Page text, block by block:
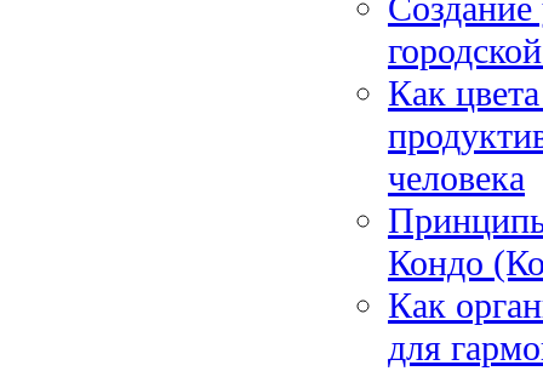
Создание
Как
человека
Кондо
Как
для